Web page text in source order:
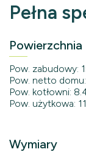
Pełna
Powierzchnia
Pow. zabudowy:
Pow. netto
Pow. kotłowni:
Pow. użytkowa:
Wymiary